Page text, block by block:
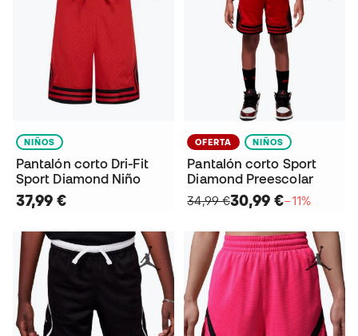
NIÑOS
Pantalón corto Dri-Fit
Sport Diamond Niño
37,99 €
OFERTA NIÑOS
Pantalón corto Sport
Diamond Preescolar
34,99 €30,99 €−11%